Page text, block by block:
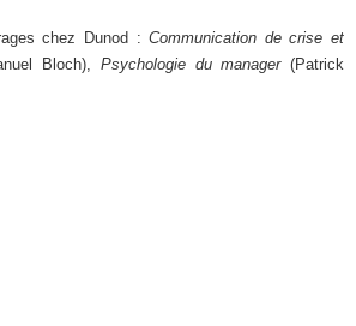
chez Dunod :Communication de crise et
Bloch), Psychologie du manager(Patrick